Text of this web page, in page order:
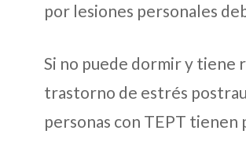
por lesiones personales
Si no puede dormir y tiene
trastorno de estrés
personas con TEPT